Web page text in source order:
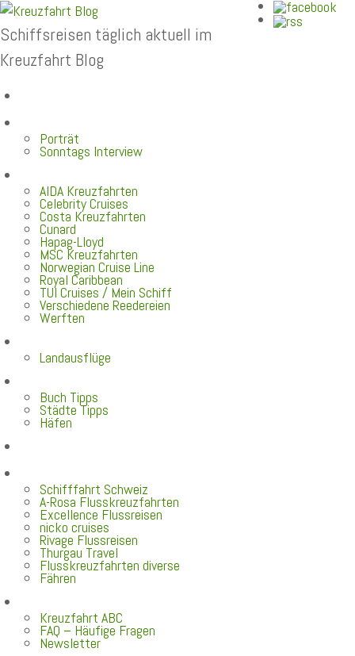
Schiffsreisen täglich aktuell im
Kreuzfahrt Blog
Porträt
Sonntags Interview
Schiffe / Reedereien
AIDA Kreuzfahrten
Celebrity Cruises
Costa Kreuzfahrten
Cunard
Hapag-Lloyd
MSC Kreuzfahrten
Norwegian Cruise Line
Royal Caribbean
TUI Cruises / Mein Schiff
Verschiedene Reedereien
Werften
Landausflüge
Neu im Blog
Buch Tipps
Städte Tipps
Häfen
Schifffahrt Schweiz
A-Rosa Flusskreuzfahrten
Excellence Flussreisen
nicko cruises
Rivage Flussreisen
Thurgau Travel
Flusskreuzfahrten diverse
Fähren
Kreuzfahrt ABC
FAQ – Häufige Fragen
Newsletter